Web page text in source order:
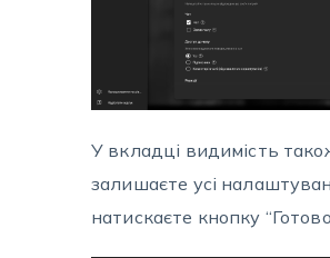
У вкладці видимість
залишаєте усі
натискаєте кнопку